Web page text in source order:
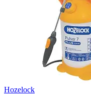
Hozelock